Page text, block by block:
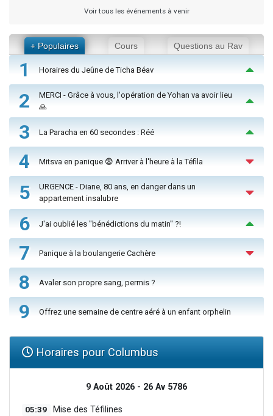
Voir tous les événements à venir
+ Populaires Cours Questions au Rav
1 Horaires du Jeûne de Ticha Béav
2
MERCI - Grâce à vous, l'opération de Yohan va avoir lieu
🙏
3 La Paracha en 60 secondes : Réé
4 Mitsva en panique 😨 Arriver à l'heure à la Téfila
5
URGENCE - Diane, 80 ans, en danger dans un
appartement insalubre
6 J'ai oublié les "bénédictions du matin" ?!
7 Panique à la boulangerie Cachère
8 Avaler son propre sang, permis ?
9 Offrez une semaine de centre aéré à un enfant orphelin
Horaires pour Columbus
9 Août 2026 - 26 Av 5786
05:39 Mise des Téfilines